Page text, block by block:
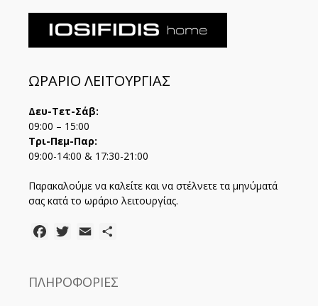
ΩΡΑΡΙΟ ΛΕΙΤΟΥΡΓΙΑΣ
Δευ-Τετ-Σάβ:
09:00 – 15:00
Τρι-Πεμ-Παρ:
09:00-14:00 & 17:30-21:00
Παρακαλούμε να καλείτε και να στέλνετε τα μηνύματά
σας κατά το ωράριο λειτουργίας.
FacebookTwitter
Email
ΠΛΗΡΟΦΟΡΙΕΣ